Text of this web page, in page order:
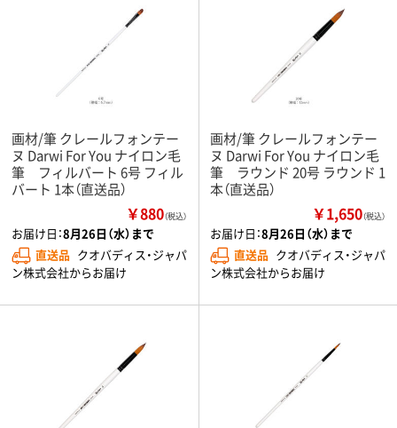
画材/筆 クレールフォンテー
ヌ Darwi For You ナイロン毛
筆 フィルバート 6号 フィル
バート 1本（直送品）
￥880（税込）
お届け日：8月26日（水）まで
直送品 クオバディス・ジャパ
ン株式会社からお届け
画材/筆 クレールフォンテー
ヌ Darwi For You ナイロン毛
筆 ラウンド 20号 ラウンド 1
本（直送品）
￥1,650（税込）
お届け日：8月26日（水）まで
直送品 クオバディス・ジャパ
ン株式会社からお届け